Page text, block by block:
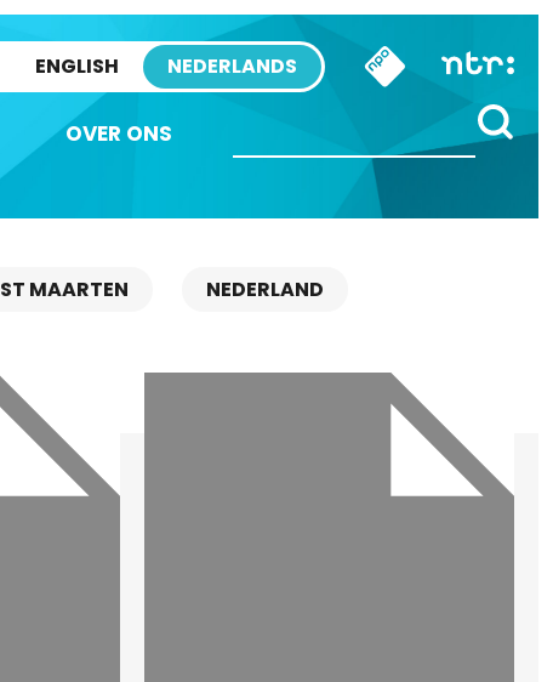
ENGLISH NEDERLANDS
OVER ONS
ST MAARTEN NEDERLAND